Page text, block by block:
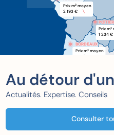
Prix m2 moyen
2 193 €
BORDEAUX
BORDEAUX
Prix m2 moyen
xxx €
POITIER
POITIER
Prix m2
1 234 €
Au détour
Actualités. Expertise. Conseils
Consulter